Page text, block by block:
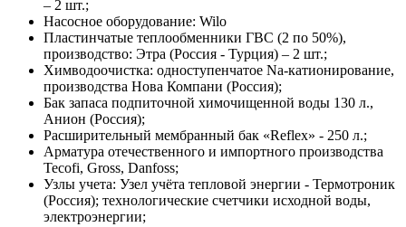
– 2 шт.;
Насосное оборудование: Wilo
Пластинчатые теплообменники ГВС (2 по 50%),
производство: Этра (Россия - Турция) – 2 шт.;
Химводоочистка: одноступенчатое Na-катионирование,
производства Нова Компани (Россия);
Бак запаса подпиточной химочищенной воды 130 л.,
Анион (Россия);
Расширительный мембранный бак «Reflex» - 250 л.;
Арматура отечественного и импортного производства
Tecofi, Gross, Danfoss;
Узлы учета: Узел учёта тепловой энергии - Термотроник
(Россия); технологические счетчики исходной воды,
электроэнергии;